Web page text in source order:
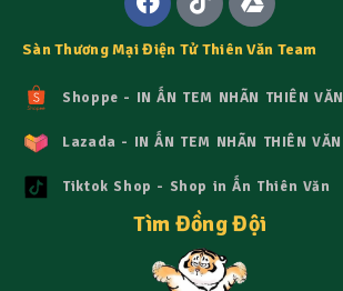
Sàn Thương Mại Điện Tử Thiên Văn Team
Shoppe - IN ẤN TEM NHÃN THIÊN VĂN
Lazada - IN ẤN TEM NHÃN THIÊN VĂN
Tiktok Shop - Shop in Ấn Thiên Văn
Tìm Đồng Đội